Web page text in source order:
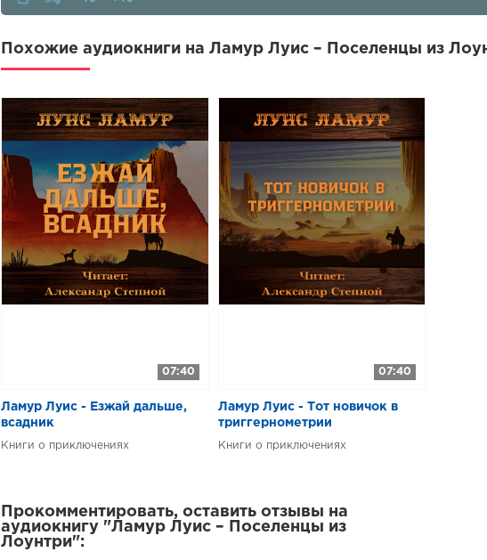
Похожие аудиокниги на Ламур Луис – Поселенцы из
07:40
Ламур Луис - Езжай дальше,
всадник
Книги о приключениях
07:40
Ламур Луис - Тот новичок в
триггернометрии
Книги о приключениях
Прокомментировать, оставить отзывы на
аудиокнигу "Ламур Луис – Поселенцы из
Лоунтри":